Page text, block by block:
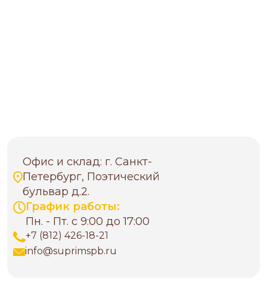
Офис и склад: г. Санкт-
Петербург, Поэтический
бульвар д.2.
График работы:
Пн. - Пт. с 9:00 до 17:00
+7 (812) 426-18-21
info@suprimspb.ru